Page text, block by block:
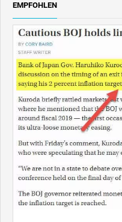
EMPFOHLEN